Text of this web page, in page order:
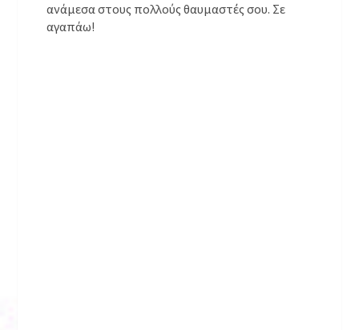
ανάμεσα στους πολλούς θαυμαστές σου. Σε
αγαπάω!